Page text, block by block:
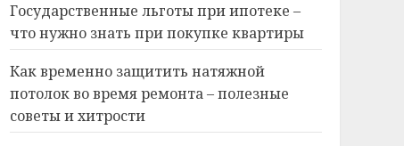
Государственные льготы при ипотеке –
что нужно знать при покупке квартиры
Как временно защитить натяжной
потолок во время ремонта – полезные
советы и хитрости